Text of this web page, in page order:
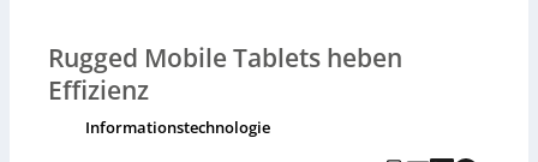
Rugged Mobile Tablets heben
Effizienz
Informationstechnologie